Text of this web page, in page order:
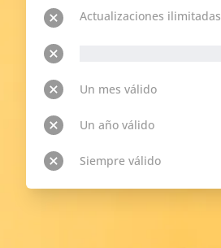
Actualizaciones ilimitadas
Un mes válido
Un año válido
Siempre válido